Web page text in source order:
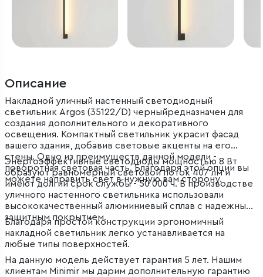
Описание
Накладной уличный настенный светодиодный
светильник Argos (35122/D) черныйредназначен для
создания дополнительного и декоративного
освещения. Компактный светильник украсит фасад
вашего здания, добавив световые акценты на его
стены. Одно из преимуществ данной модели -
поворотная световая часть. Благодаря этой опции вы
можете направить свет в нужную вам сторону.
Энергоэффективные светодиоды мощностью 8 Вт
образуют равномерный световой поток 407 лм и
имеют долгий срок службы - 50 000 ч. В производстве
уличного настенного светильника использовали
высококачественный алюминиевый сплав с надежным
защитным покрытием.
Благодаря простой конструкции эргономичный
накладной светильник легко устанавливается на
любые типы поверхностей.
На данную модель действует гарантия 5 лет. Нашим
клиентам Minimir мы дарим дополнительную гарантию